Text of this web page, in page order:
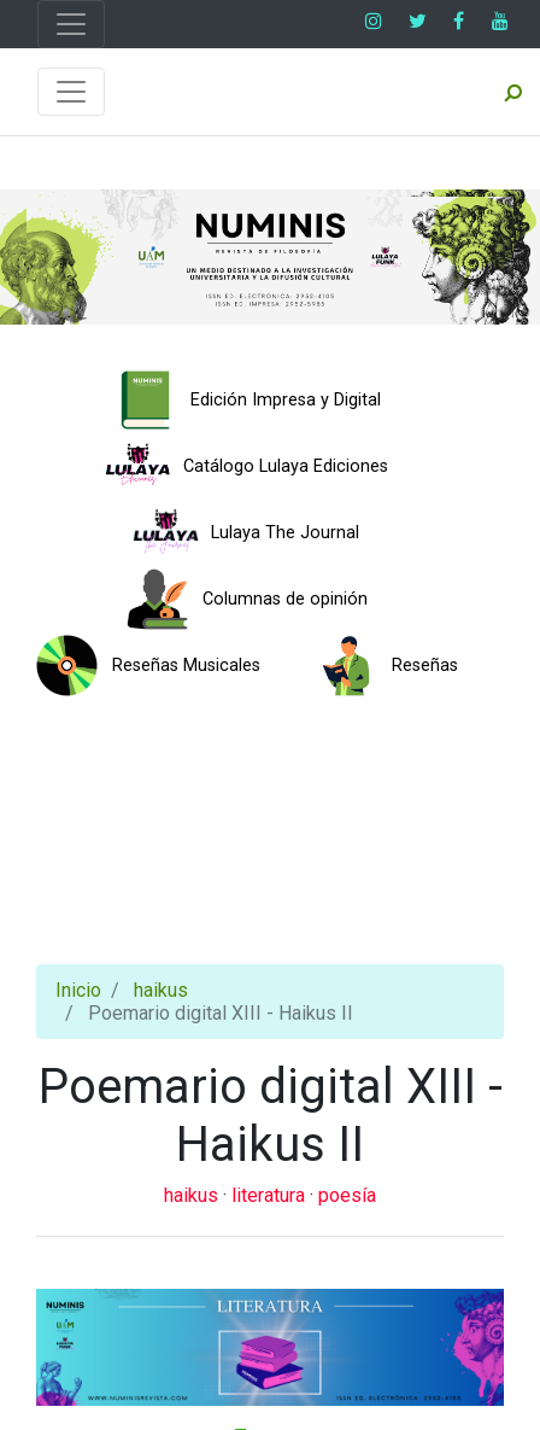
Edición Impresa y Digital
Catálogo Lulaya Ediciones
Lulaya The Journal
Columnas de opinión
Reseñas Musicales Reseñas
Inicio
haikus
Poemario digital XIII - Haikus II
Poemario digital XIII -
Haikus II
haikus · literatura · poesía